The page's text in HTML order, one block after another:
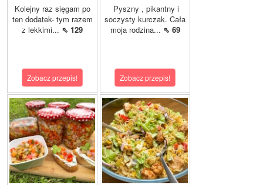
Kolejny raz sięgam po
ten dodatek- tym razem
z lekkimi... ⇖ 129
Zobacz przepis!
Pyszny , pikantny i
soczysty kurczak. Cała
moja rodzina... ⇖ 69
Zobacz przepis!